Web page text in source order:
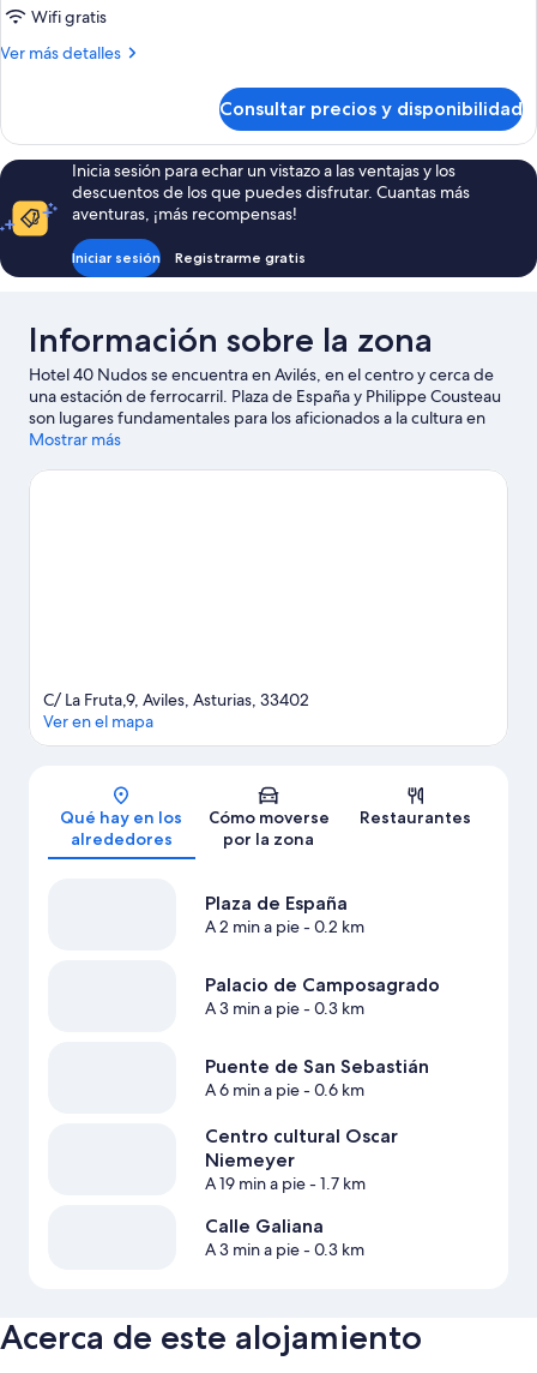
Wifi gratis
Ver más detalles
Más
estándar
Consultar precios y disponibilidad
Inicia sesión para echar un vistazo a las ventajas y los
descuentos de los que puedes disfrutar. Cuantas más
aventuras, ¡más recompensas!
Iniciar sesión Registrarme gratis
Información sobre la zona
Hotel 40 Nudos se encuentra en Avilés, en el centro y cerca de
una estación de ferrocarril. Plaza de España y Philippe Cousteau
son lugares fundamentales para los aficionados a la cultura en
esta región, donde también puedes acercarte a atractivos
Cultural de Castrillón.
Mostrar más
Mapa
C/ La Fruta,9, Aviles, Asturias, 33402
Ver en el mapa
Qué hay en los
alrededores
Cómo moverse
por la zona
Restaurantes
Plaza de España
A 2 min a pie- 0.2 km
Palacio de Camposagrado
A 3 min a pie- 0.3 km
Puente de San Sebastián
A 6 min a pie- 0.6 km
Centro cultural Oscar
Niemeyer
A 19 min a pie- 1.7 km
Calle Galiana
A 3 min a pie- 0.3 km
Acerca de este alojamiento